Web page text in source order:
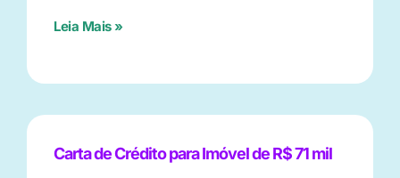
Leia Mais »
Carta de Crédito para Imóvel de R$ 71 mil